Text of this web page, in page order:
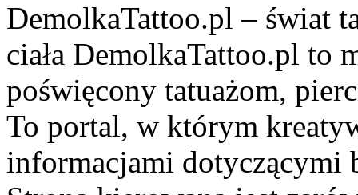
DemolkaTattoo.pl – świat
ciała DemolkaTattoo.pl to
poświęcony tatuażom,
To portal, w którym
informacjami dotyczącymi